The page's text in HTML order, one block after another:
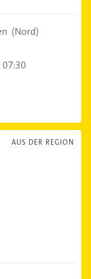
(Nord)
AUS DER REGION